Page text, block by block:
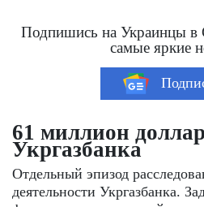
Подпишись на Украинцы в
самые яркие
61 миллион
Укргазбанка
Отдельный эпизод
деятельности Укргазбанка.